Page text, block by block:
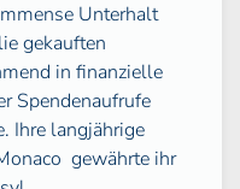
Unterhalt
gekauften
in finanzielle
Spendenaufrufe
Ihre langjährige
gewährte ihr